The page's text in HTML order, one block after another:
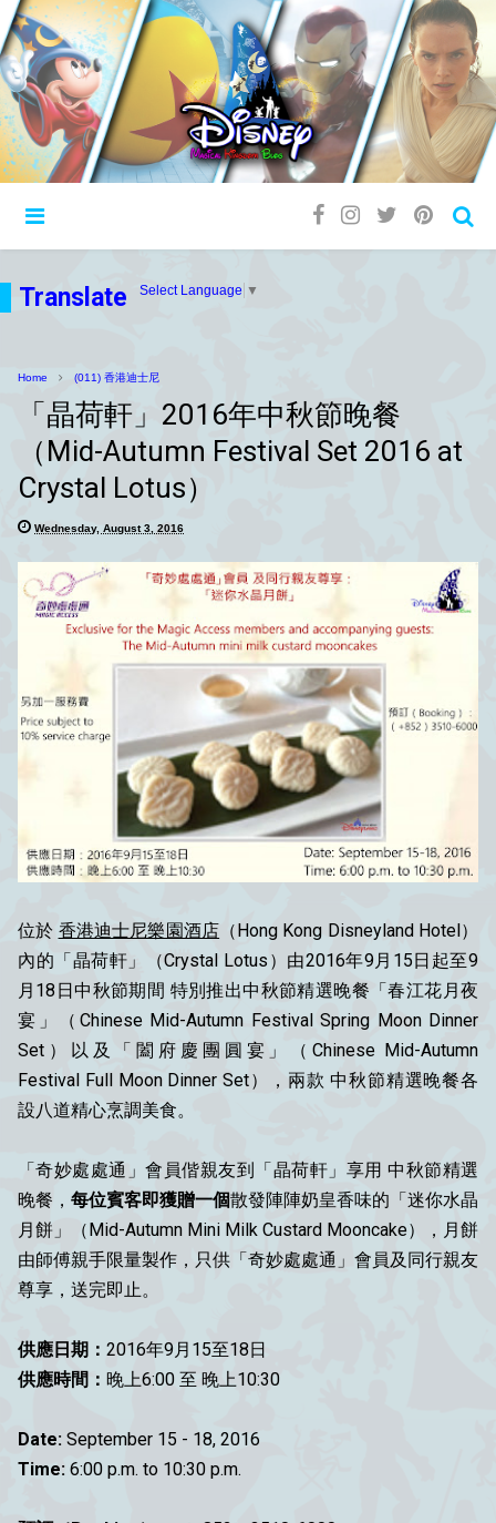
Translate Select Language ▼
Home (011) 香港迪士尼
「晶荷軒」2016年中秋節晚餐
（Mid-Autumn Festival Set 2016 at
Crystal Lotus）
Wednesday, August 3, 2016
位於 香港迪士尼樂園酒店 （Hong Kong Disneyland Hotel）
內的「晶荷軒」（Crystal Lotus）由2016年9月15日起至9
月18日中秋節期間 特別推出中秋節精選晚餐「春江花月夜
宴」（Chinese Mid-Autumn Festival Spring Moon Dinner
Set）以及「闔府慶團圓宴」（Chinese Mid-Autumn
Festival Full Moon Dinner Set），兩款 中秋節精選晚餐各
設八道精心烹調美食。
「奇妙處處通」會員偕親友到「晶荷軒」享用 中秋節精選
晚餐， 每位賓客即獲贈一個散發陣陣奶皇香味的「迷你水晶
月餅」（Mid-Autumn Mini Milk Custard Mooncake），月餅
由師傅親手限量製作，只供「奇妙處處通」會員及同行親友
尊享，送完即止。
供應日期： 2016年9月15至18日
供應時間： 晚上6:00 至 晚上10:30
Date: September 15 - 18, 2016
Time: 6:00 p.m. to 10:30 p.m.